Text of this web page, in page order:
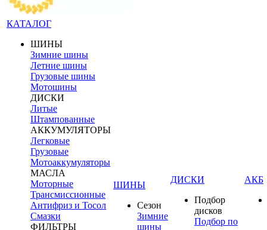
КАТАЛОГ
ШИНЫ
Зимние шины
Летние шины
Грузовые шины
Мотошины
ДИСКИ
Литые
Штампованные
АККУМУЛЯТОРЫ
Легковые
Грузовые
Мотоаккумуляторы
МАСЛА
Моторные
Трансмиссионные
Антифриз и Тосол
Смазки
ФИЛЬТРЫ
ШИНЫ
Сезон
Зимние
шины
ДИСКИ
Подбор
дисков
Подбор по
АКБ